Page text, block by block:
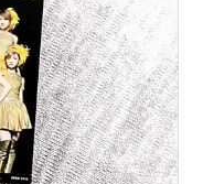
OH-SO-RO！」最終回。